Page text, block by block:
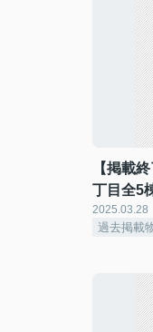
【掲載
丁目全5
2025.03.28
過去掲載